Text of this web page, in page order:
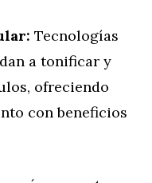
Tecnologías
a tonificar y
ofreciendo
con beneficios